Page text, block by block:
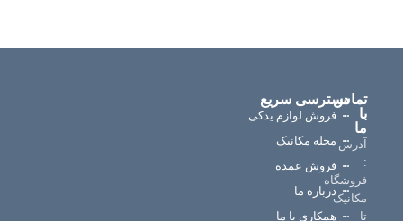
تماس
با
ما
آدرس
:
فروشگاه
مکانیک
تا
دسترسی سریع
فروش لوازم یدکی
مجله مکانیک
فروش عمده
درباره ما
همکاری با ما